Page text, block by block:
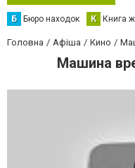
Б Бюро находок К Книга
Головна Афіша Кино
Машина